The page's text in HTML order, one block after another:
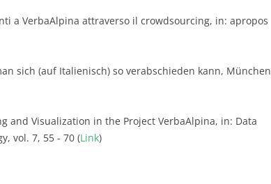
a VerbaAlpina attraverso il crowdsourcing, in: apropos
sich (auf Italienisch) so verabschieden kann, München
and Visualization in the Project VerbaAlpina, in: Data
vol. 7, 55 - 70 (Link)